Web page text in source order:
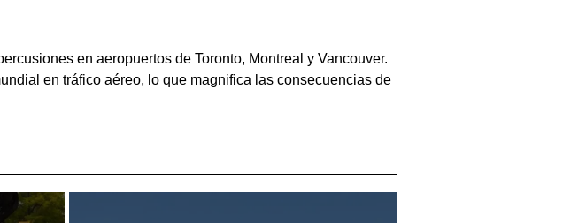
en aeropuertos de Toronto, Montreal y Vancouver.
en tráfico aéreo, lo que magnifica las consecuencias de